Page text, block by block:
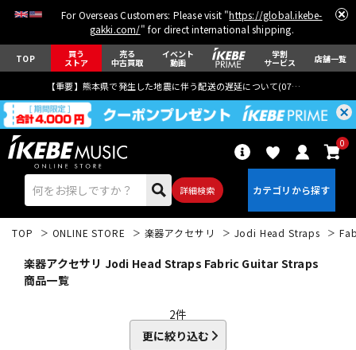
For Overseas Customers: Please visit "https://global.ikebe-
gakki.com/" for direct international shipping.
TOP 買う
ストア
売る
中古買取
イベント
動画
学割
サービス 店舗一覧
【重要】熊本県で発生した地震に伴う配送の遅延について(07月29日
詳細検索
0
TOP ONLINE STORE 楽器アクセサリ Jodi Head Straps
楽器アクセサリ Jodi Head Straps Fabric Guitar Straps
商品一覧
2件
更に絞り込む